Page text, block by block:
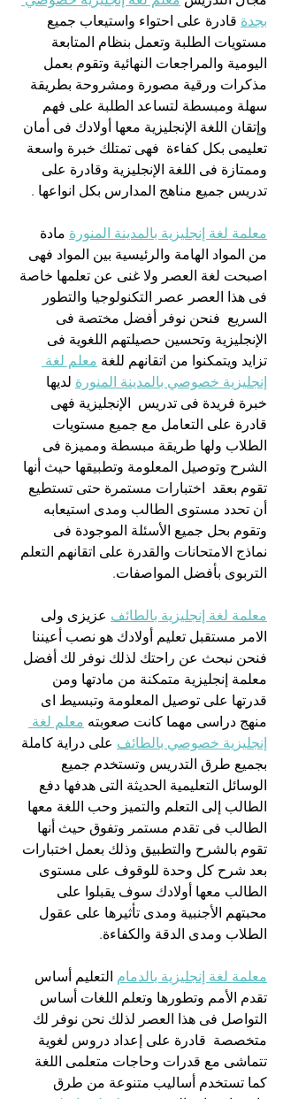
بجدة قادرة على احتواء واستيعاب جميع
مستويات الطلبة وتعمل بنظام المتابعة
اليومية والمراجعات النهائية وتقوم بعمل
مذكرات ورقية مصورة ومشروحة بطريقة
سهلة ومبسطة لتساعد الطلبة على فهم
وإتقان اللغة الإنجليزية معها أولادك فى أمان
تعليمى بكل كفاءة  فهى تمتلك خبرة واسعة
وممتازة فى اللغة الإنجليزية وقادرة على
تدريس جميع مناهج المدارس بكل انواعها .
معلمة لغة إنجليزية بالمدينة المنورة مادة
من المواد الهامة والرئيسية بين المواد فهى
اصبحت لغة العصر ولا غنى عن تعلمها خاصة
فى هذا العصر عصر التكنولوجيا والتطور
السريع  فنحن نوفر أفضل مختصة فى
الإنجليزية وتحسين حصيلتهم اللغوية فى
تزايد ويتمكنوا من اتقانهم للغة معلم لغة
إنجليزية خصوصي بالمدينة المنورة لديها
خبرة فريدة فى تدريس  الإنجليزية فهى
قادرة على التعامل مع جميع مستويات
الطلاب ولها طريقة مبسطة ومميزة فى
الشرح وتوصيل المعلومة وتطبيقها حيث أنها
تقوم بعقد  اختبارات مستمرة حتى تستطيع
أن تحدد مستوى الطالب ومدى استيعابه
وتقوم بحل جميع الأسئلة الموجودة فى
نماذج الامتحانات والقدرة على اتقانهم التعلم
التربوى بأفضل المواصفات.
معلمة لغة إنجليزية بالطائف عزيزى ولى
الامر مستقبل تعليم أولادك هو نصب أعيننا
فنحن نبحث عن راحتك لذلك نوفر لك أفضل
معلمة إنجليزية متمكنة من مادتها ومن
قدرتها على توصيل المعلومة وتبسيط اى
منهج دراسى مهما كانت صعوبته معلم لغة
إنجليزية خصوصي بالطائف على دراية كاملة
بجميع طرق التدريس وتستخدم جميع
الوسائل التعليمية الحديثة التى هدفها دفع
الطالب إلى التعلم والتميز وحب اللغة معها
الطالب فى تقدم مستمر وتفوق حيث أنها
تقوم بالشرح والتطبيق وذلك بعمل اختبارات
بعد شرح كل وحدة للوقوف على مستوى
الطالب معها أولادك سوف يقبلوا على
محبتهم الأجنبية ومدى تأثيرها على عقول
الطلاب ومدى الدقة والكفاءة.
معلمة لغة إنجليزية بالدمام التعليم أساس
تقدم الأمم وتطورها وتعلم اللغات أساس
التواصل فى هذا العصر لذلك نحن نوفر لك
متخصصة  قادرة على إعداد دروس لغوية
تتماشى مع قدرات وحاجات متعلمى اللغة
كما تستخدم أساليب متنوعة من طرق